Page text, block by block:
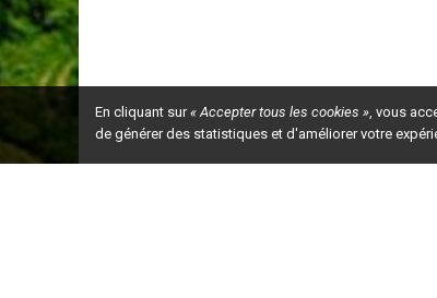
En cliquant sur« Accepter tous les cookies », vous
de générer des statistiques et d'améliorer votre